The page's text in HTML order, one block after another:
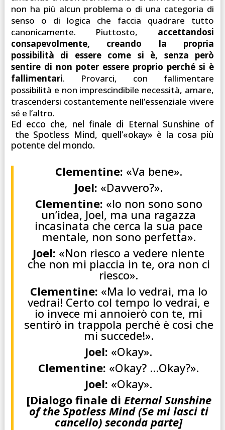
non ha più alcun problema o di una categoria di
senso o di logica che faccia quadrare tutto
canonicamente. Piuttosto, accettandosi
consapevolmente, creando la propria
possibilità di essere come si è, senza però
sentire di non poter essere proprio perché si è
fallimentari. Provarci, con fallimentare
possibilità e non imprescindibile necessità, amare,
trascendersi costantemente nell’essenziale vivere
sé e l’altro.
Ed ecco che, nel finale di Eternal Sunshine of
the Spotless Mind, quell’«okay» è la cosa più
potente del mondo.
Clementine: «Va bene».
Joel: «Davvero?».
Clementine: «Io non sono sono
un’idea, Joel, ma una ragazza
incasinata che cerca la sua pace
mentale, non sono perfetta».
Joel: «Non riesco a vedere niente
che non mi piaccia in te, ora non ci
riesco».
Clementine: «Ma lo vedrai, ma lo
vedrai! Certo col tempo lo vedrai, e
io invece mi annoierò con te, mi
sentirò in trappola perché è cosi che
mi succede!».
Joel: «Okay».
Clementine: «Okay? …Okay?».
Joel: «Okay».
[Dialogo finale di Eternal Sunshine
of the Spotless Mind (Se mi lasci ti
cancello) seconda parte]